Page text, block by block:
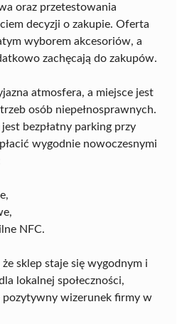
oraz przetestowania
decyzji o zakupie. Oferta
wyborem akcesoriów, a
zachęcają do zakupów.
atmosfera, a miejsce jest
osób niepełnosprawnych.
bezpłatny parking przy
wygodnie nowoczesnymi
NFC.
sklep staje się wygodnym i
lokalnej społeczności,
pozytywny wizerunek firmy w